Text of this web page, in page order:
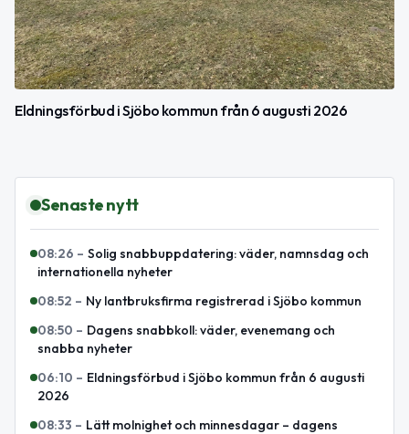
Eldningsförbud i Sjöbo kommun från 6 augusti 2026
Senaste nytt
08:26 – Solig snabbuppdatering: väder, namnsdag och
internationella nyheter
08:52 – Ny lantbruksfirma registrerad i Sjöbo kommun
08:50 – Dagens snabbkoll: väder, evenemang och
snabba nyheter
06:10 – Eldningsförbud i Sjöbo kommun från 6 augusti
2026
08:33 – Lätt molnighet och minnesdagar – dagens